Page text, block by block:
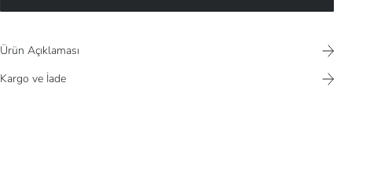
Ürün Açıklaması
Kargo ve İade